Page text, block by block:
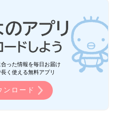
った情報を毎日お届け
く使える無料アプリ
ンロード